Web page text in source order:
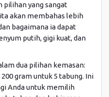
pilihan yang sangat
akan membahas lebih
bagaimana ia dapat
putih, gigi kuat, dan
dua pilihan kemasan:
gram untuk 5 tabung. Ini
Anda untuk memilih